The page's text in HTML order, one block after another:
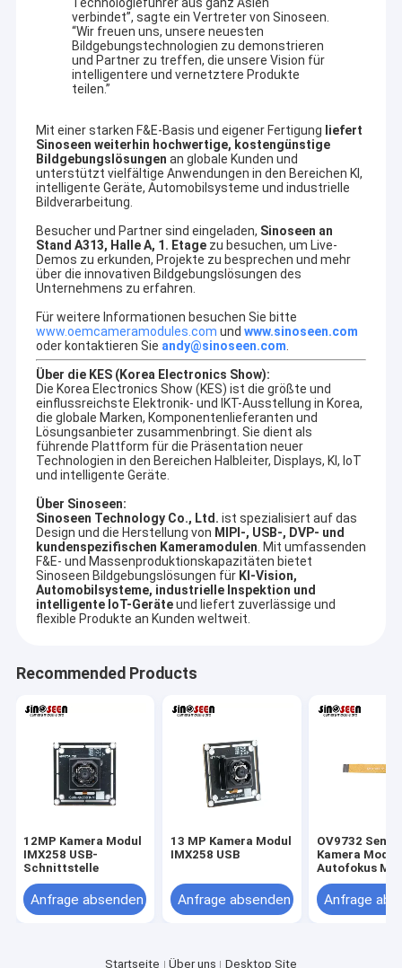
Startseite
Produkte
verbindet”, sagte ein Vertreter von Sinoseen.
“Wir freuen uns, unsere neuesten
Bildgebungstechnologien zu demonstrieren
und Partner zu treffen, die unsere Vision für
intelligentere und vernetztere Produkte
teilen.”
Mit einer starken F&E-Basis und eigener Fertigung liefert
Sinoseen weiterhin hochwertige, kostengünstige
Bildgebungslösungen an globale Kunden und
unterstützt vielfältige Anwendungen in den Bereichen KI,
intelligente Geräte, Automobilsysteme und industrielle
Bildverarbeitung.
Besucher und Partner sind eingeladen, Sinoseen an
Stand A313, Halle A, 1. Etagezu besuchen, um Live-
Demos zu erkunden, Projekte zu besprechen und mehr
über die innovativen Bildgebungslösungen des
Unternehmens zu erfahren.
Für weitere Informationen besuchen Sie bitte
www.oemcameramodules.com und www.sinoseen.com
oder kontaktieren Sie andy@sinoseen.com
Über die KES (Korea Electronics Show):
Die Korea Electronics Show (KES) ist die größte und
einflussreichste Elektronik- und IKT-Ausstellung in Korea,
die globale Marken, Komponentenlieferanten und
Lösungsanbieter zusammenbringt. Sie dient als
führende Plattform für die Präsentation neuer
Technologien in den Bereichen Halbleiter, Displays, KI, IoT
und intelligente Geräte.
Über Sinoseen:
Sinoseen Technology Co., Ltd. ist spezialisiert auf das
Design und die Herstellung von MIPI-, USB-, DVP- und
kundenspezifischen Kameramodulen . Mit umfassenden
F&E- und Massenproduktionskapazitäten bietet
Sinoseen Bildgebungslösungen für KI-Vision,
Automobilsysteme, industrielle Inspektion und
intelligente IoT-Geräteund liefert zuverlässige und
flexible Produkte an Kunden weltweit.
Recommended Products
12MP Kamera Modul
IMX258 USB-
Schnittstelle
Anfrage absenden
13 MP Kamera Modul
IMX258 USB
Anfrage absenden
OV9732
Kamera Modul
Autofokus
Schnittstelle
Rahmen
Anfrage
Technologie Co., Ltd. Shenzhens Sinoseen wurde im März 2009
hergestellt. Für Überjahrzehnte ist Sinoseen dem Versehen von
Kunden mit verschiedenem OEM/ODM besonders anfertigte
Startseite Über uns Desktop Site